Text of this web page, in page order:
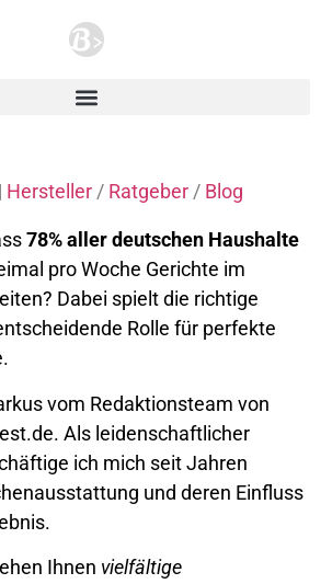
| Hersteller / Ratgeber / Blog
78% aller deutschen Haushalte
pro Woche Gerichte im
Dabei spielt die richtige
Rolle für perfekte
vom Redaktionsteam von
Als leidenschaftlicher
ich mich seit Jahren
und deren Einfluss
Ihnen vielfältige